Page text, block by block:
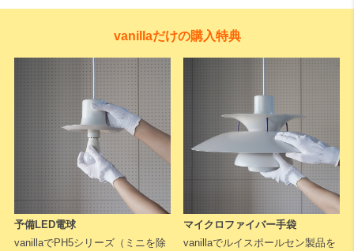
vanillaだけの購入特典
予備LED電球
vanillaでPH5シリーズ（ミニを除
マイクロファイバー手袋
vanillaでルイスポールセン製品を